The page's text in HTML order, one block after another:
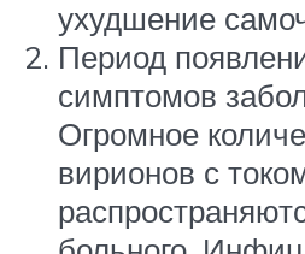
ухудшение
Период
симптомов
Огромное
вирионов с